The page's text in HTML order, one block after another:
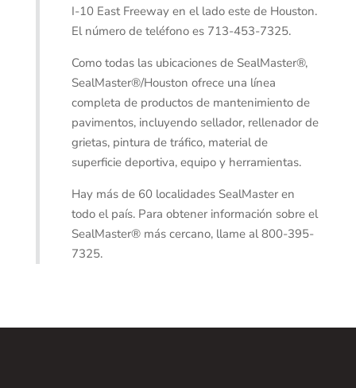
I-10 East Freeway en el lado este de Houston.
El número de teléfono es 713-453-7325.
Como todas las ubicaciones de SealMaster®,
SealMaster®/Houston ofrece una línea
completa de productos de mantenimiento de
pavimentos, incluyendo sellador, rellenador de
grietas, pintura de tráfico, material de
superficie deportiva, equipo y herramientas.
Hay más de 60 localidades SealMaster en
todo el país. Para obtener información sobre el
SealMaster® más cercano, llame al 800-395-
7325.